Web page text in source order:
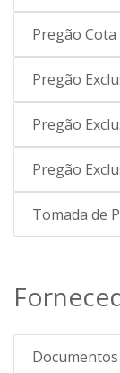
Pregão Cota
Pregão
Pregão
Pregão
Tomada de